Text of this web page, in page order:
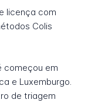
licença com
Colis
começou em
e Luxemburgo.
de triagem